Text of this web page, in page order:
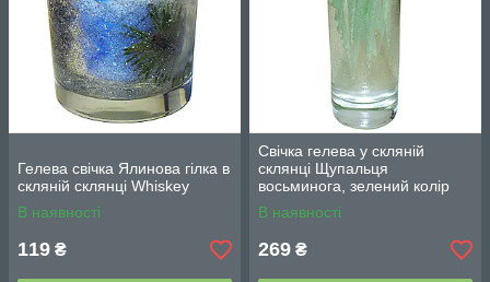
Гелева свічка Ялинова гілка в
скляній склянці Whiskey
В наявності
119 ₴
Свічка гелева у скляній
склянці Щупальця
восьминога, зелений колір
В наявності
269 ₴